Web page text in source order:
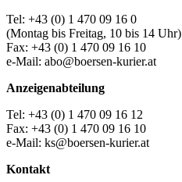
Tel: +43 (0) 1 470 09 16 0
(Montag bis Freitag, 10 bis 14 Uhr)
Fax: +43 (0) 1 470 09 16 10
e-Mail: abo@boersen-kurier.at
Anzeigenabteilung
Tel: +43 (0) 1 470 09 16 12
Fax: +43 (0) 1 470 09 16 10
e-Mail: ks@boersen-kurier.at
Kontakt